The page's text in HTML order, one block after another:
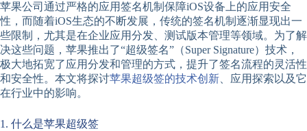
苹果公司通过严格的应用签名机制保障iOS设备上的应用安全
性，而随着iOS生态的不断发展，传统的签名机制逐渐显现出一
些限制，尤其是在企业应用分发、测试版本管理等领域。为了解
决这些问题，苹果推出了“超级签名”（Super Signature）技术，
极大地拓宽了应用分发和管理的方式，提升了签名流程的灵活性
和安全性。本文将探讨苹果超级签的技术创新 、应用探索以及它
在行业中的影响。
1. 什么是苹果超级签